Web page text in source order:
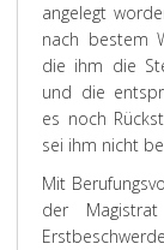
angelegt
nach bestem
die ihm die
und die
es noch
sei ihm nicht
Mit
der